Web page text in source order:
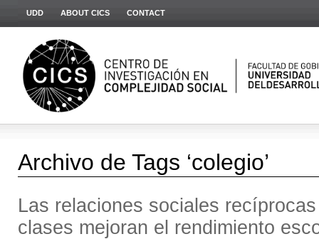
UDD ABOUT CICS CONTACT
Archivo de Tags ‘colegio’
Las relaciones sociales
clases mejoran el rendimiento